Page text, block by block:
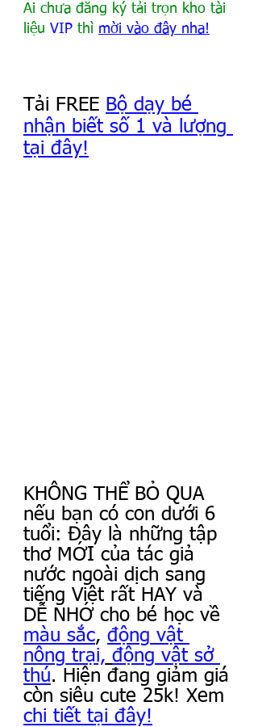
Ai chưa đăng ký tải trọn kho tài
liệu VIP thì mời vào đây nha!
Tải FREE Bộ dạy bé
nhận biết số 1 và lượng
tại đây!
KHÔNG THỂ BỎ QUA
nếu bạn có con dưới 6
tuổi: Đây là những tập
thơ MỚI của tác giả
nước ngoài dịch sang
tiếng Việt rất HAY và
DỄ NHỚ cho bé học về
màu sắc, động vật
nông trại, động vật sở
thú. Hiện đang giảm giá
còn siêu cute 25k! Xem
chi tiết tại đây!